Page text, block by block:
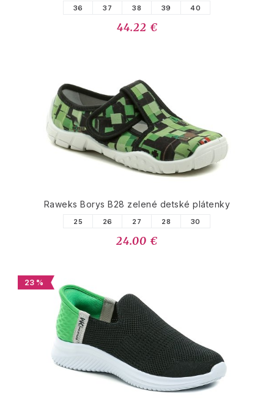
36 37 38 39 40
44.22 €
Raweks Borys B28 zelené detské plátenky
25 26 27 28 30
24.00 €
23 %